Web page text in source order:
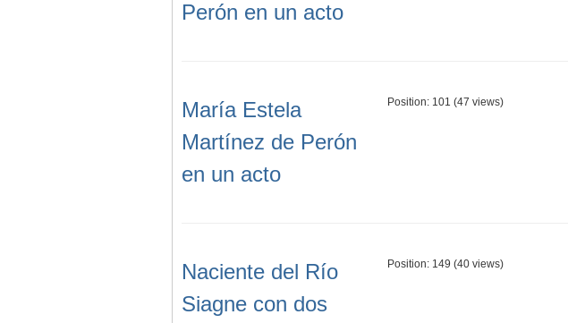
Perón en un acto
María Estela
Martínez de Perón
en un acto
Position: 101 (47 views)
Naciente del Río
Siagne con dos
Position: 149 (40 views)